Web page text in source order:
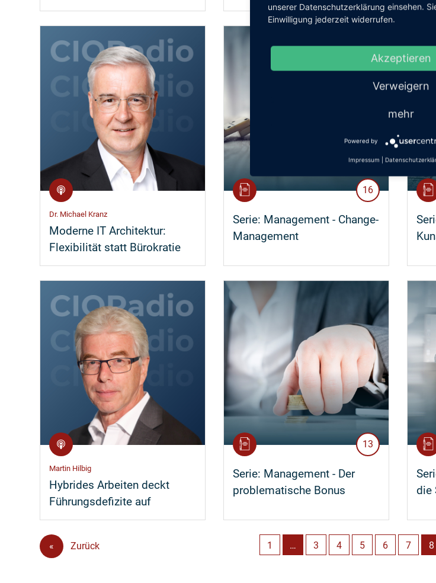
Dr. Michael Kranz
Moderne IT Architektur:
Flexibilität statt Bürokratie
16
Serie: Management - Change-
Management
Martin Hilbig
Hybrides Arbeiten deckt
Führungsdefizite auf
13
Serie: Management - Der
problematische Bonus
die
« Zurück 1 … 3 4 5 6 7 8
unserer Datenschutzerklärung einsehen.
Einwilligung jederzeit widerrufen.
Akzeptieren
Verweigern
mehr
Powered by
Impressum